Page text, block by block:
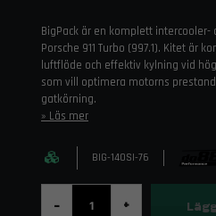
BigPack är en komplett
Porsche 911 Turbo (997.1). Kitet är
luftflöde och effektiv kylning vid
som vill optimera motorns
gatkörning.
Läs mer
BIG-140SI-76
- +